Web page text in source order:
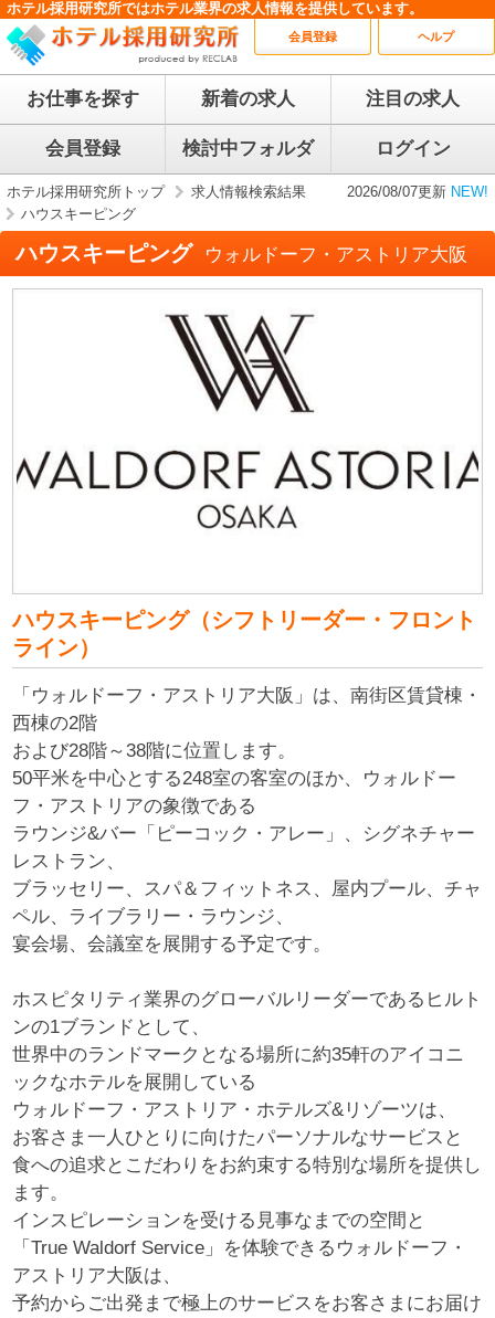
ホテル採用研究所ではホテル業界の求人情報を提供しています。
会員登録 ヘルプ
お仕事を探す 新着の求人 注目の求人
会員登録 検討中フォルダ ログイン
ホテル採用研究所トップ
求人情報検索結果
ハウスキーピング
2026/08/07更新 NEW!
ハウスキーピング ウォルドーフ・アストリア大阪
ハウスキーピング（シフトリーダー・フロント
ライン）
「ウォルドーフ・アストリア大阪」は、南街区賃貸棟・
西棟の2階
および28階～38階に位置します。
50平米を中心とする248室の客室のほか、ウォルドー
フ・アストリアの象徴である
ラウンジ&バー「ピーコック・アレー」、シグネチャー
レストラン、
ブラッセリー、スパ＆フィットネス、屋内プール、チャ
ペル、ライブラリー・ラウンジ、
宴会場、会議室を展開する予定です。
ホスピタリティ業界のグローバルリーダーであるヒルト
ンの1ブランドとして、
世界中のランドマークとなる場所に約35軒のアイコニ
ックなホテルを展開している
ウォルドーフ・アストリア・ホテルズ&リゾーツは、
お客さま一人ひとりに向けたパーソナルなサービスと
食への追求とこだわりをお約束する特別な場所を提供し
ます。
インスピレーションを受ける見事なまでの空間と
「True Waldorf Service」を体験できるウォルドーフ・
アストリア大阪は、
予約からご出発まで極上のサービスをお客さまにお届け